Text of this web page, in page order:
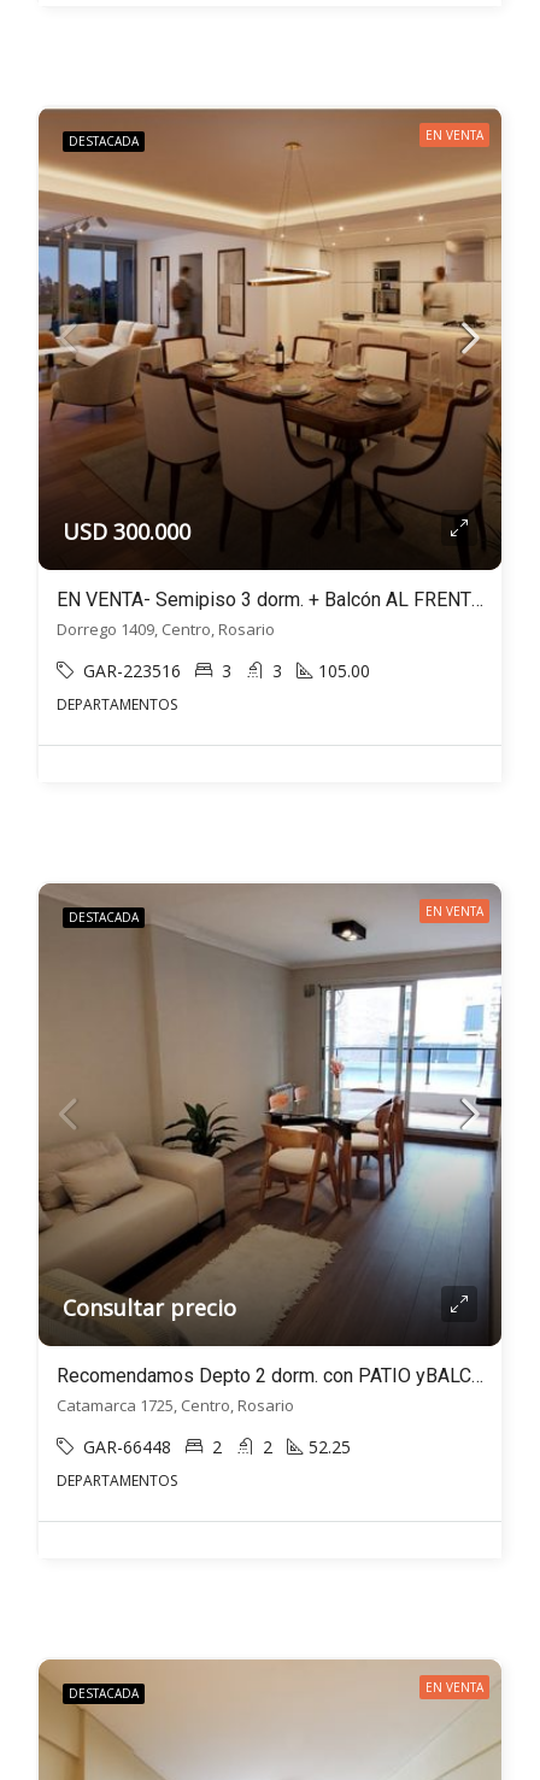
DESTACADA EN VENTA
USD 300.000
EN VENTA- Semipiso 3 dorm. + Balcón AL FRENTE + Parrillero – Dorrego al 1400, Centro, Rosario
Dorrego 1409, Centro, Rosario
GAR-223516 3 3 105.00
DEPARTAMENTOS
DESTACADA EN VENTA
Consultar precio
Recomendamos Depto 2 dorm. con PATIO yBALCÓN- Catamarca al 1700, Centro, Rosario
Catamarca 1725, Centro, Rosario
GAR-66448 2 2 52.25
DEPARTAMENTOS
DESTACADA EN VENTA